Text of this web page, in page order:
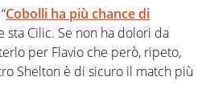
Cobolli ha più chance di
sta Cilic. Se non ha dolori da
per Flavio che però, ripeto,
Shelton è di sicuro il match più